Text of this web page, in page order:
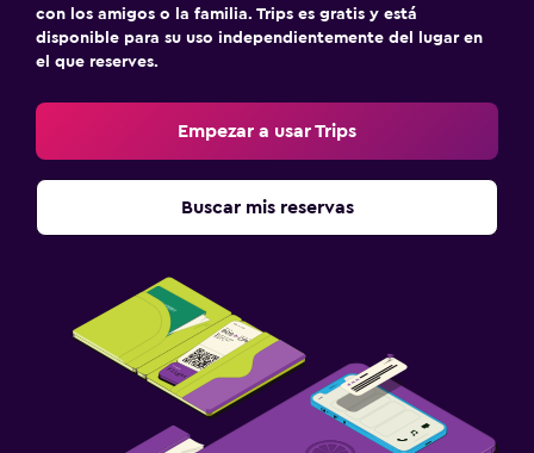
con los amigos o la familia. Trips es gratis y está
disponible para su uso independientemente del lugar en
el que reserves.
Empezar a usar Trips
Buscar mis reservas